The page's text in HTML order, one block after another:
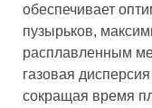
обеспечивает
пузырьков,
расплавленным
газовая
сокращая время